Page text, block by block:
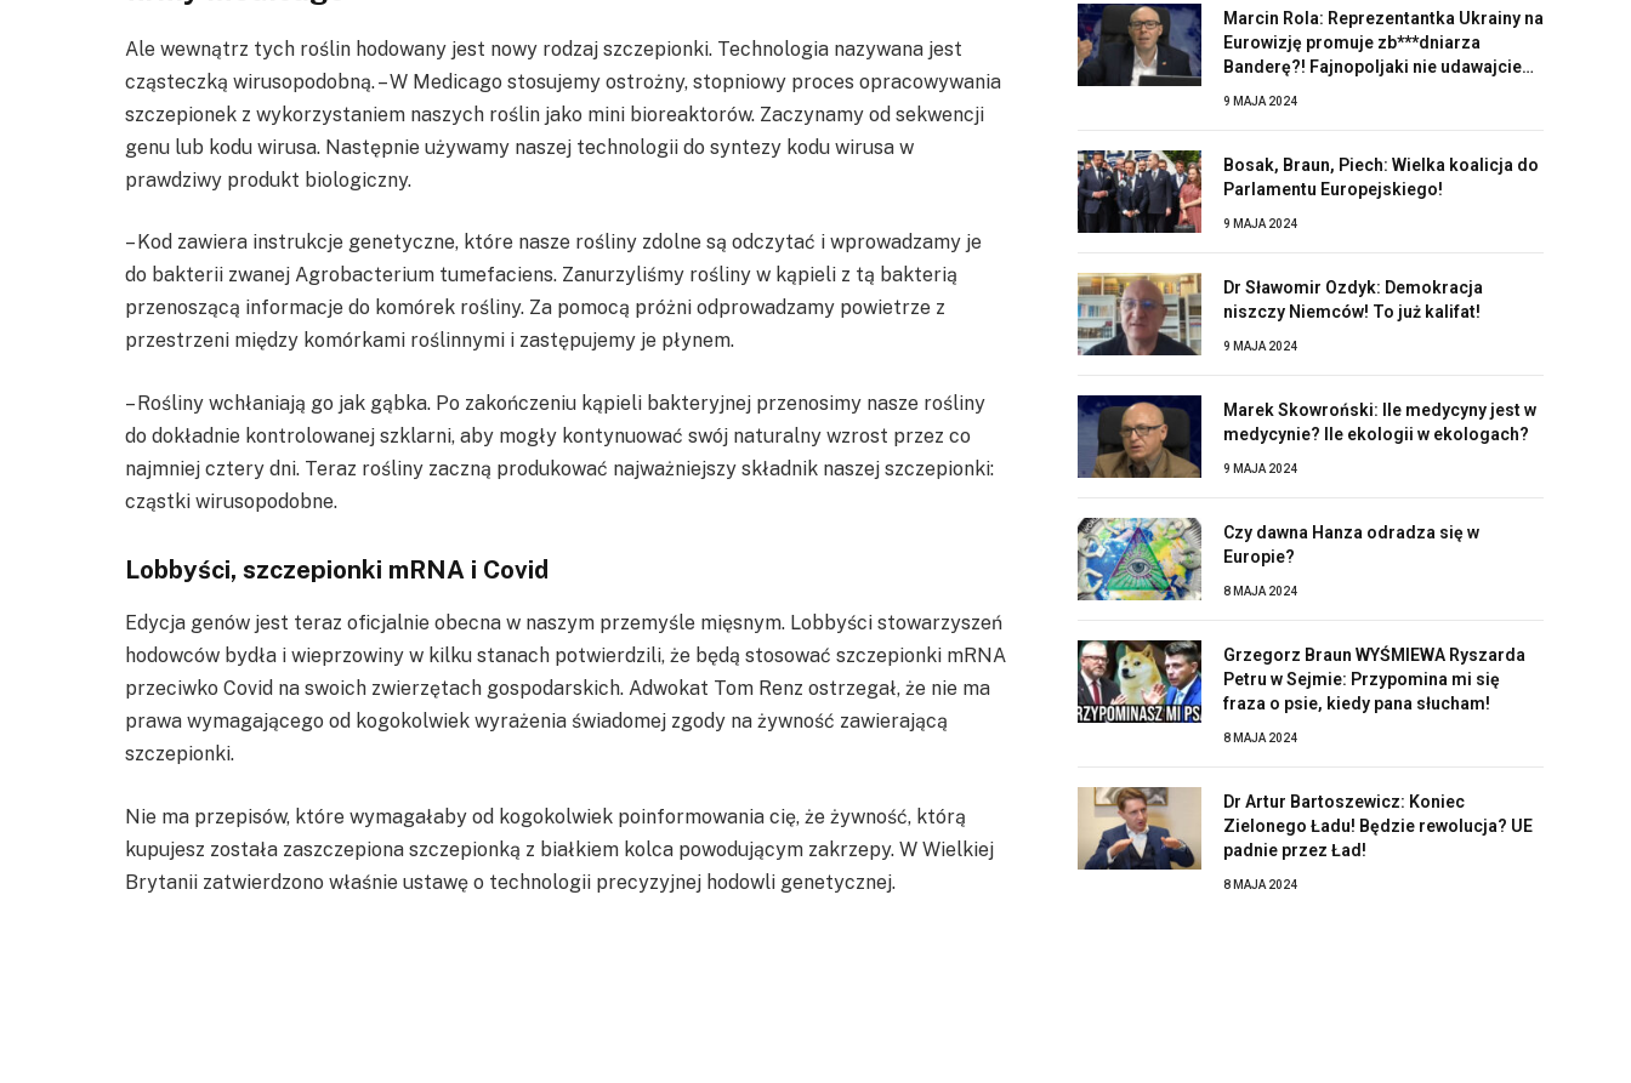
Ale wewnątrz tych roślin hodowany jest nowy rodzaj szczepionki. Technologia nazywana jest
cząsteczką wirusopodobną. – W Medicago stosujemy ostrożny, stopniowy proces opracowywania
szczepionek z wykorzystaniem naszych roślin jako mini bioreaktorów. Zaczynamy od sekwencji
genu lub kodu wirusa. Następnie używamy naszej technologii do syntezy kodu wirusa w
prawdziwy produkt biologiczny.
– Kod zawiera instrukcje genetyczne, które nasze rośliny zdolne są odczytać i wprowadzamy je
do bakterii zwanej Agrobacterium tumefaciens. Zanurzyliśmy rośliny w kąpieli z tą bakterią
przenoszącą informacje do komórek rośliny. Za pomocą próżni odprowadzamy powietrze z
przestrzeni między komórkami roślinnymi i zastępujemy je płynem.
– Rośliny wchłaniają go jak gąbka. Po zakończeniu kąpieli bakteryjnej przenosimy nasze rośliny
do dokładnie kontrolowanej szklarni, aby mogły kontynuować swój naturalny wzrost przez co
najmniej cztery dni. Teraz rośliny zaczną produkować najważniejszy składnik naszej szczepionki:
cząstki wirusopodobne.
Lobbyści, szczepionki mRNA i Covid
Edycja genów jest teraz oficjalnie obecna w naszym przemyśle mięsnym. Lobbyści stowarzyszeń
hodowców bydła i wieprzowiny w kilku stanach potwierdzili, że będą stosować szczepionki mRNA
przeciwko Covid na swoich zwierzętach gospodarskich. Adwokat Tom Renz ostrzegał, że nie ma
prawa wymagającego od kogokolwiek wyrażenia świadomej zgody na żywność zawierającą
szczepionki.
Nie ma przepisów, które wymagałaby od kogokolwiek poinformowania cię, że żywność, którą
kupujesz została zaszczepiona szczepionką z białkiem kolca powodującym zakrzepy. W Wielkiej
Brytanii zatwierdzono właśnie ustawę o technologii precyzyjnej hodowli genetycznej.
Marcin Rola: Reprezentantka Ukrainy na
Eurowizję promuje zb***dniarza
Banderę?! Fajnopoljaki nie udawajcie
9 MAJA 2024
Bosak, Braun, Piech: Wielka koalicja do
Parlamentu Europejskiego!
9 MAJA 2024
Dr Sławomir Ozdyk: Demokracja
niszczy Niemców! To już kalifat!
9 MAJA 2024
Marek Skowroński: Ile medycyny jest w
medycynie? Ile ekologii w ekologach?
9 MAJA 2024
Czy dawna Hanza odradza się w
Europie?
8 MAJA 2024
Grzegorz Braun WYŚMIEWA Ryszarda
Petru w Sejmie: Przypomina mi się
fraza o psie, kiedy pana słucham!
8 MAJA 2024
Dr Artur Bartoszewicz: Koniec
Zielonego Ładu! Będzie rewolucja? UE
padnie przez Ład!
8 MAJA 2024